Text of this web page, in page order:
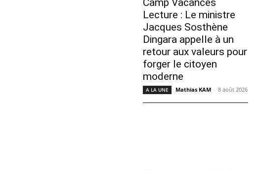
Camp Vacances
Lecture : Le ministre
Jacques Sosthène
Dingara appelle à un
retour aux valeurs pour
forger le citoyen
moderne
A LA UNE Mathias KAM - 8 août 2026